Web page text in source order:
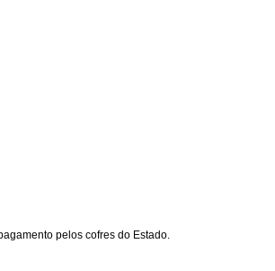
pelos cofres do Estado.